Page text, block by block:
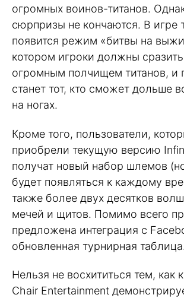
огромных воинов-титанов.
сюрпризы не кончаются. В игре
появится режим «битвы на
котором игроки должны
огромным полчищем титанов, и
станет тот, кто сможет дольше
на ногах.
Кроме того, пользователи,
приобрели текущую версию
получат новый набор шлемов
будет появляться к каждому
также более двух десятков
мечей и щитов. Помимо всего
предложена интеграция с
обновленная турнирная таблица.
Нельзя не восхититься тем, как
Chair Entertainment